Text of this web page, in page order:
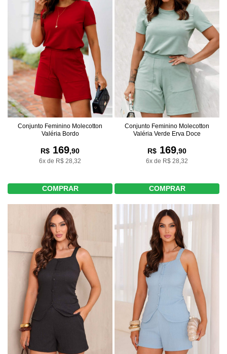
Conjunto Feminino Molecotton
Valéria Bordo
R$ 169,90
6x de R$ 28,32
COMPRAR
Conjunto Feminino Molecotton
Valéria Verde Erva Doce
R$ 169,90
6x de R$ 28,32
COMPRAR